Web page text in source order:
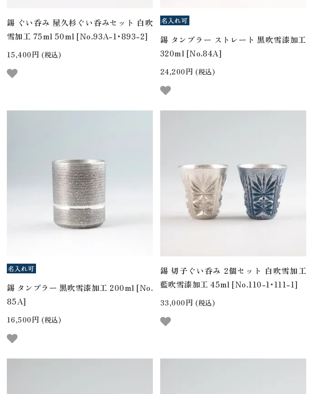
錫 ぐい呑み 屋久杉ぐい呑みセット 白吹
雪加工 75ml 50ml [No.93A-1・893-2]
15,400円 (税込)
錫 タンブラー ストレート 黒吹雪漆加工
320ml [No.84A]
24,200円 (税込)
錫 タンブラー 黒吹雪漆加工 200ml [No.
85A]
16,500円 (税込)
錫 切子ぐい呑み 2個セット 白吹雪加工
藍吹雪漆加工 45ml [No.110-1・111-1]
33,000円 (税込)